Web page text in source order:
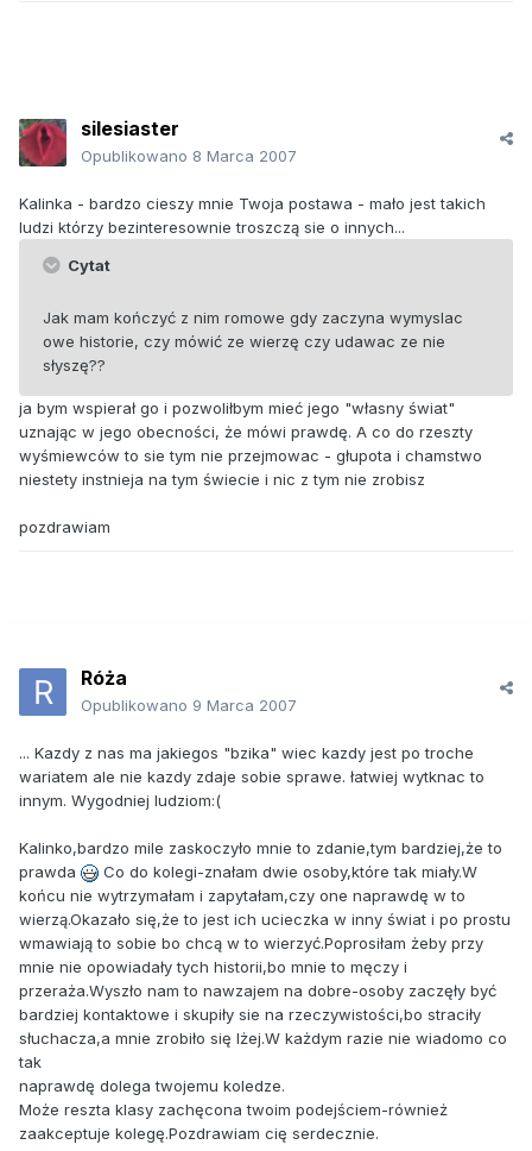
silesiaster
Opublikowano 8 Marca 2007
Kalinka - bardzo cieszy mnie Twoja postawa - mało jest takich
ludzi którzy bezinteresownie troszczą sie o innych...
Cytat
Jak mam kończyć z nim romowe gdy zaczyna wymyslac
owe historie, czy mówić ze wierzę czy udawac ze nie
słyszę??
ja bym wspierał go i pozwoliłbym mieć jego "własny świat"
uznając w jego obecności, że mówi prawdę. A co do rzeszty
wyśmiewców to sie tym nie przejmowac - głupota i chamstwo
niestety instnieja na tym świecie i nic z tym nie zrobisz
pozdrawiam
Róża
Opublikowano 9 Marca 2007
... Kazdy z nas ma jakiegos "bzika" wiec kazdy jest po troche
wariatem ale nie kazdy zdaje sobie sprawe. łatwiej wytknac to
innym. Wygodniej ludziom:(
Kalinko,bardzo mile zaskoczyło mnie to zdanie,tym bardziej,że to
prawda
Co do kolegi-znałam dwie osoby,które tak miały.W
końcu nie wytrzymałam i zapytałam,czy one naprawdę w to
wierzą.Okazało się,że to jest ich ucieczka w inny świat i po prostu
wmawiają to sobie bo chcą w to wierzyć.Poprosiłam żeby przy
mnie nie opowiadały tych historii,bo mnie to męczy i
przeraża.Wyszło nam to nawzajem na dobre-osoby zaczęły być
bardziej kontaktowe i skupiły sie na rzeczywistości,bo straciły
słuchacza,a mnie zrobiło się lżej.W każdym razie nie wiadomo co
tak
naprawdę dolega twojemu koledze.
Może reszta klasy zachęcona twoim podejściem-również
zaakceptuje kolegę.Pozdrawiam cię serdecznie.